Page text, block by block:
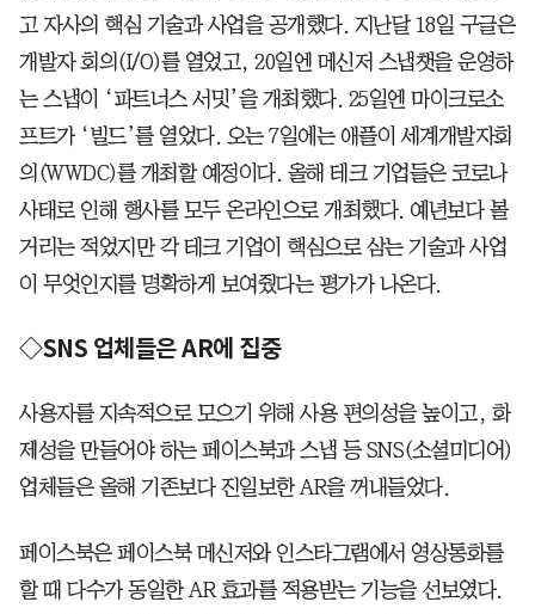
고 자사의 핵심 기술과 사업을 공개했다. 지난달 18일 구글은
개발자 회의(I/O)를 열었고, 20일엔 메신저 스냅챗을 운영하
는 스냅이 ‘파트너스 서밋’을 개최했다. 25일엔 마이크로소
프트가 ‘빌드’를 열었다. 오는 7일에는 애플이 세계개발자회
의(WWDC)를 개최할 예정이다. 올해 테크 기업들은 코로나
사태로 인해 행사를 모두 온라인으로 개최했다. 예년보다 볼
거리는 적었지만 각 테크 기업이 핵심으로 삼는 기술과 사업
이 무엇인지를 명확하게 보여줬다는 평가가 나온다.
◇SNS 업체들은 AR에 집중
사용자를 지속적으로 모으기 위해 사용 편의성을 높이고, 화
제성을 만들어야 하는 페이스북과 스냅 등 SNS(소셜미디어)
업체들은 올해 기존보다 진일보한 AR을 꺼내들었다.
페이스북은 페이스북 메신저와 인스타그램에서 영상통화를
할 때 다수가 동일한 AR 효과를 적용받는 기능을 선보였다.